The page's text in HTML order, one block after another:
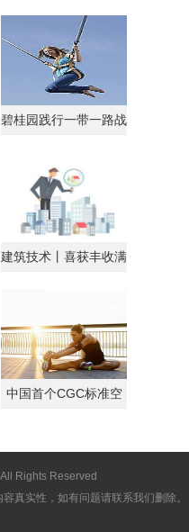
碧桂园践行一带一路战
建筑技术丨喜获丰收满
中国首个CGC标准空
Rights Reserved
真实性，如有问题请联系我们删除。